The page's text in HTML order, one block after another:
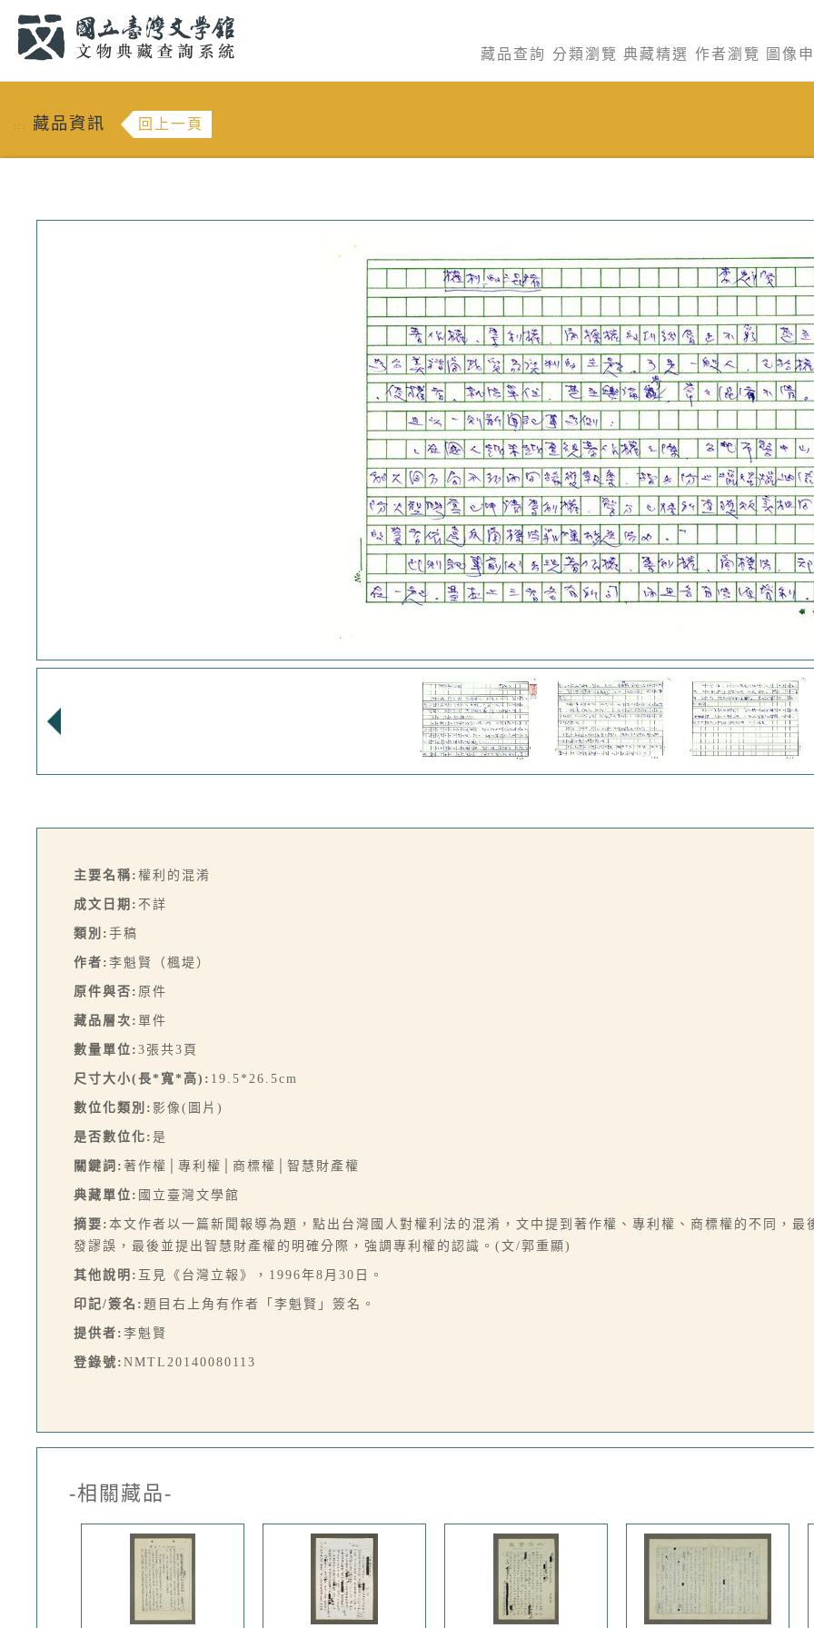
藏品查詢 分類瀏覽 典藏精選 作者瀏覽 圖像
::: 藏品資訊 回上一頁
主要名稱: 權利的混淆
成文日期: 不詳
類別: 手稿
作者: 李魁賢（楓堤）
原件與否: 原件
藏品層次: 單件
數量單位: 3張共3頁
尺寸大小(長*寬*高): 19.5*26.5cm
數位化類別: 影像(圖片)
是否數位化: 是
關鍵詞: 著作權│專利權│商標權│智慧財產權
典藏單位: 國立臺灣文學館
摘要: 本文作者以一篇新聞報導為題，點出台灣國人對權利法的混淆，文中提到著作權、專利權、商標權的不同，
發謬誤，最後並提出智慧財產權的明確分際，強調專利權的認識。(文/郭重顯)
其他說明: 互見《台灣立報》，1996年8月30日。
印記/簽名: 題目右上角有作者「李魁賢」簽名。
提供者: 李魁賢
登錄號: NMTL20140080113
-相關藏品-